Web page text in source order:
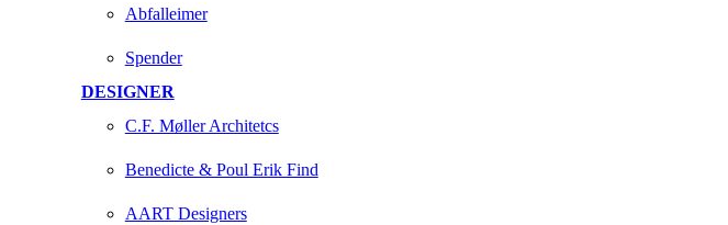
Abfalleimer
Spender
DESIGNER
C.F. Møller Architetcs
Benedicte & Poul Erik Find
AART Designers